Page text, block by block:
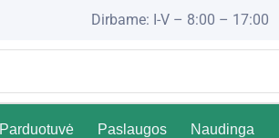
Dirbame: I-V – 8:00 – 17:00
Parduotuvė Paslaugos Naudinga